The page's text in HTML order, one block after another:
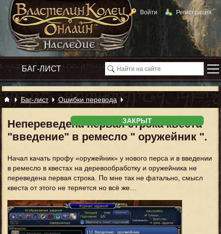
Войти Регистрация
Баг-лист Ошибки перевода
ЗАКРЫТ
Непереведена первая строка квеста
"введение" в ремесло " оружейник ".
Начал качать профу «оружейник» у нового перса и в введении
в ремесло в квестах на деревообработку и оружейника не
переведена первая строка. По мне так не фатально, смысл
квеста от этого не теряется но всё же…